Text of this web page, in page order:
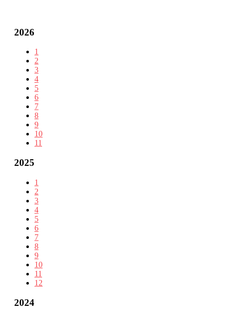
2026
1
2
3
4
5
6
7
8
9
10
11
2025
1
2
3
4
5
6
7
8
9
10
11
12
2024